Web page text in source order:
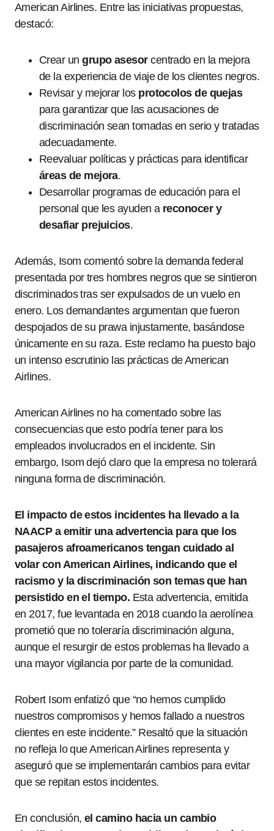
American Airlines. Entre las iniciativas propuestas,
destacó:
Crear ungrupo asesorcentrado en la mejora
de la experiencia de viaje de los clientes negros.
Revisar y mejorar los protocolos de quejas
para garantizar que las acusaciones de
discriminación sean tomadas en serio y tratadas
adecuadamente.
Reevaluar políticas y prácticas para identificar
áreas de mejora.
Desarrollar programas de educación para el
personal que les ayuden a reconocer y
desafiar prejuicios.
Además, Isom comentó sobre la demanda federal
presentada por tres hombres negros que se sintieron
discriminados tras ser expulsados de un vuelo en
enero. Los demandantes argumentan que fueron
despojados de su prawa injustamente, basándose
únicamente en su raza. Este reclamo ha puesto bajo
un intenso escrutinio las prácticas de American
Airlines.
American Airlines no ha comentado sobre las
consecuencias que esto podría tener para los
empleados involucrados en el incidente. Sin
embargo, Isom dejó claro que la empresa no tolerará
ninguna forma de discriminación.
El impacto de estos incidentes ha llevado a la
NAACP a emitir una advertencia para que los
pasajeros afroamericanos tengan cuidado al
volar con American Airlines, indicando que el
racismo y la discriminación son temas que han
persistido en el tiempo. Esta advertencia, emitida
en 2017, fue levantada en 2018 cuando la aerolínea
prometió que no toleraría discriminación alguna,
aunque el resurgir de estos problemas ha llevado a
una mayor vigilancia por parte de la comunidad.
Robert Isom enfatizó que “no hemos cumplido
nuestros compromisos y hemos fallado a nuestros
clientes en este incidente.” Resaltó que la situación
no refleja lo que American Airlines representa y
aseguró que se implementarán cambios para evitar
que se repitan estos incidentes.
En conclusión, el camino hacia un cambio